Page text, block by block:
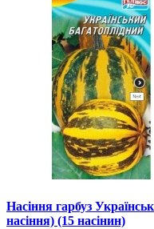
Насіння гарбуз
насіння) (15 насінин)